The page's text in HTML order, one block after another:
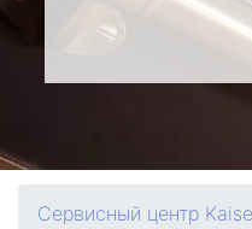
Сервисный центр